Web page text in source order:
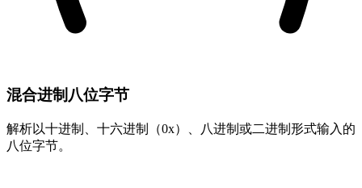
混合进制八位字节
解析以十进制、十六进制（0x）、八进制或二进制形式输入的
八位字节。